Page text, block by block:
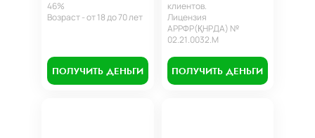
46%
Возраст - от 18 до 70 лет
ПОЛУЧИТЬ ДЕНЬГИ
клиентов.
Лицензия
АРРФР(ҚНРДА) №
02.21.0032.М
ПОЛУЧИТЬ ДЕНЬГИ